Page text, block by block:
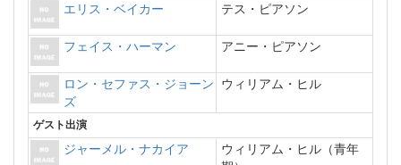
エリス・ベイカー
テス・ピアソン
フェイス・ハーマン アニー・ピアソン
ロン・セファス・ジョーン
ズ
ウィリアム・ヒル
ゲスト出演
ジャーメル・ナカイア
ウィリアム・ヒル（青年